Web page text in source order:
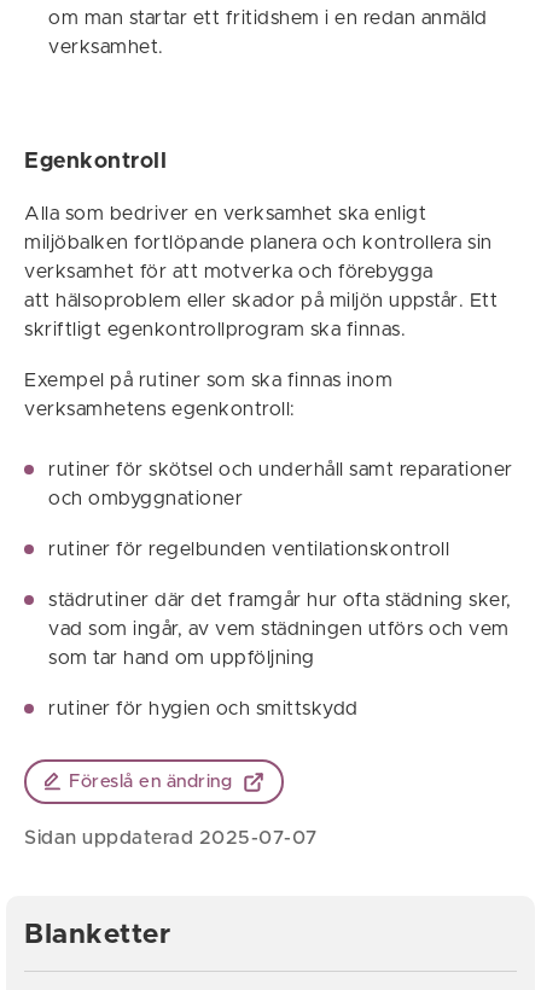
om man startar ett fritidshem i en redan anmäld
verksamhet.
Egenkontroll
Alla som bedriver en verksamhet ska enligt
miljöbalken fortlöpande planera och kontrollera sin
verksamhet för att motverka och förebygga
att hälsoproblem eller skador på miljön uppstår. Ett
skriftligt egenkontrollprogram ska finnas.
Exempel på rutiner som ska finnas inom
verksamhetens egenkontroll:
rutiner för skötsel och underhåll samt reparationer
och ombyggnationer
rutiner för regelbunden ventilationskontroll
städrutiner där det framgår hur ofta städning sker,
vad som ingår, av vem städningen utförs och vem
som tar hand om uppföljning
rutiner för hygien och smittskydd
Föreslå en ändring
Sidan uppdaterad 2025-07-07
Blanketter